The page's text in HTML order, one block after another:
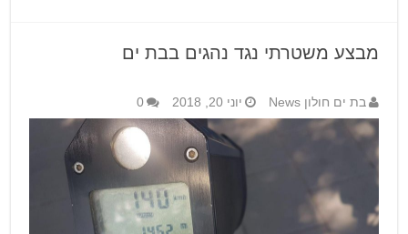
מבצע משטרתי נגד נהגים בבת ים
בת ים חולון News יוני 20, 2018 0